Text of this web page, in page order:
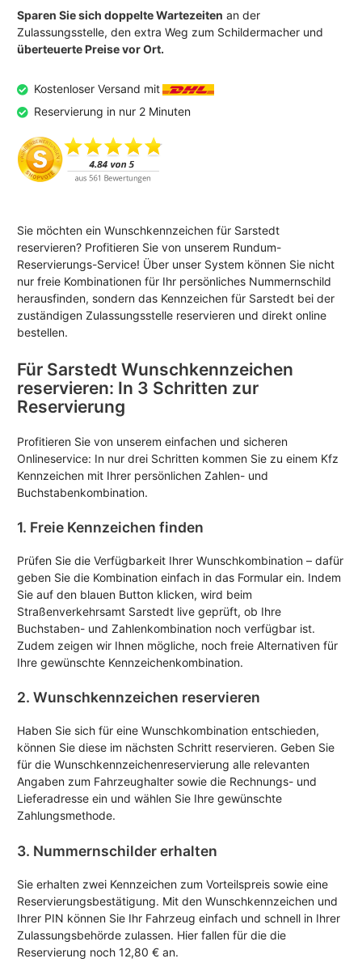
Sparen Sie sich doppelte Wartezeiten an der
Zulassungsstelle, den extra Weg zum Schildermacher und
überteuerte Preise vor Ort.
Kostenloser Versand mit
Reservierung in nur 2 Minuten
Sie möchten ein Wunschkennzeichen für Sarstedt
reservieren? Profitieren Sie von unserem Rundum-
Reservierungs-Service! Über unser System können Sie nicht
nur freie Kombinationen für Ihr persönliches Nummernschild
herausfinden, sondern das Kennzeichen für Sarstedt bei der
zuständigen Zulassungsstelle reservieren und direkt online
bestellen.
Für Sarstedt Wunschkennzeichen
reservieren: In 3 Schritten zur
Reservierung
Profitieren Sie von unserem einfachen und sicheren
Onlineservice: In nur drei Schritten kommen Sie zu einem Kfz
Kennzeichen mit Ihrer persönlichen Zahlen- und
Buchstabenkombination.
1. Freie Kennzeichen finden
Prüfen Sie die Verfügbarkeit Ihrer Wunschkombination – dafür
geben Sie die Kombination einfach in das Formular ein. Indem
Sie auf den blauen Button klicken, wird beim
Straßenverkehrsamt Sarstedt live geprüft, ob Ihre
Buchstaben- und Zahlenkombination noch verfügbar ist.
Zudem zeigen wir Ihnen mögliche, noch freie Alternativen für
Ihre gewünschte Kennzeichenkombination.
2. Wunschkennzeichen reservieren
Haben Sie sich für eine Wunschkombination entschieden,
können Sie diese im nächsten Schritt reservieren. Geben Sie
für die Wunschkennzeichenreservierung alle relevanten
Angaben zum Fahrzeughalter sowie die Rechnungs- und
Lieferadresse ein und wählen Sie Ihre gewünschte
Zahlungsmethode.
3. Nummernschilder erhalten
Sie erhalten zwei Kennzeichen zum Vorteilspreis sowie eine
Reservierungsbestätigung. Mit den Wunschkennzeichen und
Ihrer PIN können Sie Ihr Fahrzeug einfach und schnell in Ihrer
Zulassungsbehörde zulassen. Hier fallen für die die
Reservierung noch 12,80 € an.